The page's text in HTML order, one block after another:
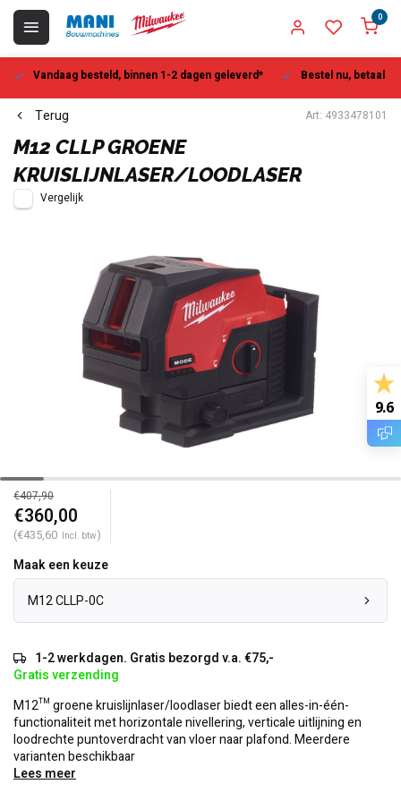
0
Vandaag besteld, binnen 1-2 dagen geleverd* Bestel nu, betaal
Terug Art: 4933478101
M12 CLLP GROENE
KRUISLIJNLASER/LOODLASER
Vergelijk
€407,90
€360,00
(€435,60 Incl. btw)
Maak een keuze
M12 CLLP-0C
1-2 werkdagen. Gratis bezorgd v.a. €75,-
Gratis verzending
M12™ groene kruislijnlaser/loodlaser biedt een alles-in-één-
functionaliteit met horizontale nivellering, verticale uitlijning en
loodrechte puntoverdracht van vloer naar plafond. Meerdere
varianten beschikbaar
Lees meer
9.6